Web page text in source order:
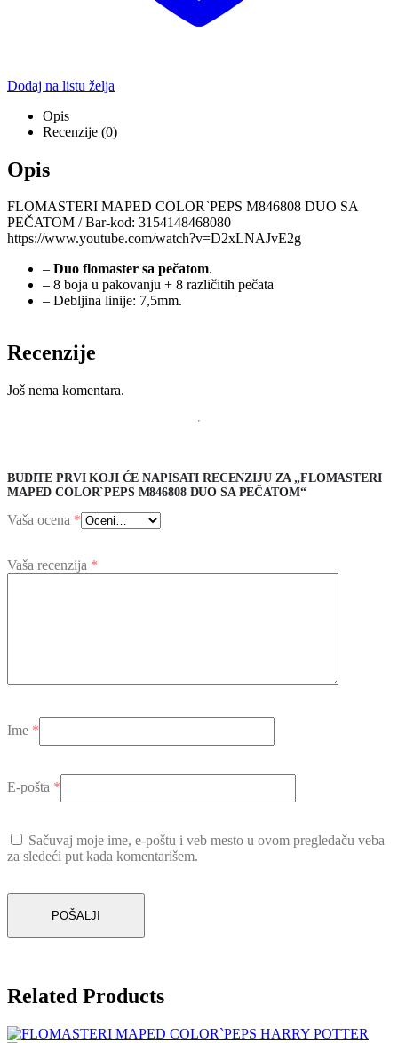
Dodaj na listu želja
Opis
Recenzije (0)
Opis
FLOMASTERI MAPED COLOR`PEPS M846808 DUO SA
PEČATOM / Bar-kod: 3154148468080
https://www.youtube.com/watch?v=D2xLNAJvE2g
– Duo flomaster sa pečatom.
– 8 boja u pakovanju + 8 različitih pečata
– Debljina linije: 7,5mm.
Recenzije
Još nema komentara.
BUDITE PRVI KOJI ĆE NAPISATI RECENZIJU ZA „FLOMASTERI
MAPED COLOR`PEPS M846808 DUO SA PEČATOM“
Vaša ocena *
Vaša recenzija *
Ime *
E-pošta *
Sačuvaj moje ime, e-poštu i veb mesto u ovom pregledaču veba
za sledeći put kada komentarišem.
Related Products